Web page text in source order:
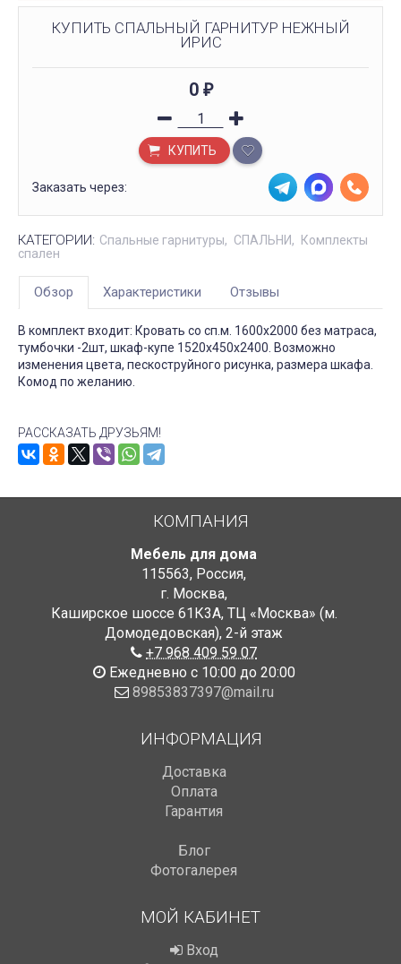
КУПИТЬ СПАЛЬНЫЙ ГАРНИТУР НЕЖНЫЙ
ИРИС
0 ₽
КУПИТЬ
Заказать через:
КАТЕГОРИИ: Спальные гарнитуры СПАЛЬНИ
Комплекты
спален
Обзор Характеристики Отзывы
В комплект входит: Кровать со сп.м. 1600х2000 без матраса,
тумбочки -2шт, шкаф-купе 1520х450х2400. Возможно
изменения цвета, пескоструйного рисунка, размера шкафа.
Комод по желанию.
РАССКАЗАТЬ ДРУЗЬЯМ!
КОМПАНИЯ
Мебель для дома
115563, Россия,
г. Москва,
Каширское шоссе 61К3А, ТЦ «Москва» (м.
Домодедовская), 2-й этаж
+7 968 409 59 07
Ежедневно с 10:00 до 20:00
89853837397@mail.ru
ИНФОРМАЦИЯ
Доставка
Оплата
Гарантия
Блог
Фотогалерея
МОЙ КАБИНЕТ
Вход